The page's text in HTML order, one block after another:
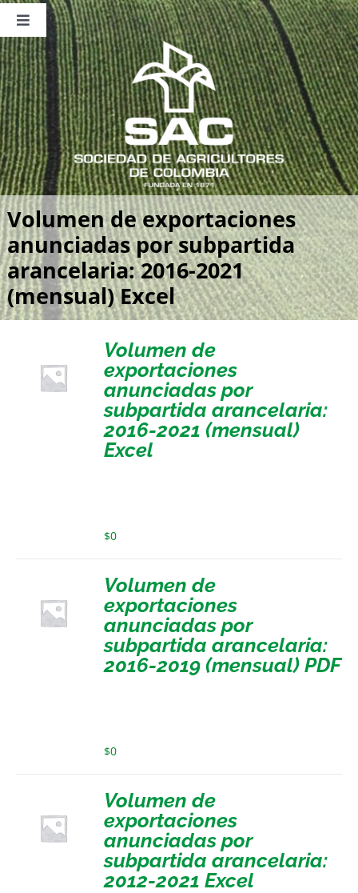
Saltar
contenido
Toggle
Navigation
Nosotros
Publicaciones
Sala de Prensa
Eventos
Volumen de exportaciones
anunciadas por subpartida
arancelaria: 2016-2021
(mensual) Excel
Volumen de
exportaciones
anunciadas por
subpartida arancelaria:
2016-2021 (mensual)
Excel
$0
Volumen de
exportaciones
anunciadas por
subpartida arancelaria:
2016-2019 (mensual) PDF
$0
Volumen de
exportaciones
anunciadas por
subpartida arancelaria:
2012-2021 Excel